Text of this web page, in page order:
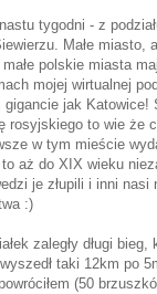
tygodni - z
Małe miasto,
polskie miasta
mojej wirtualnej
jak Katowice!
rosyjskiego to wie że
w tym mieście
aż do XIX wieku
je złupili i inni
:)
zaległy długi bieg,
taki 12km po
(50